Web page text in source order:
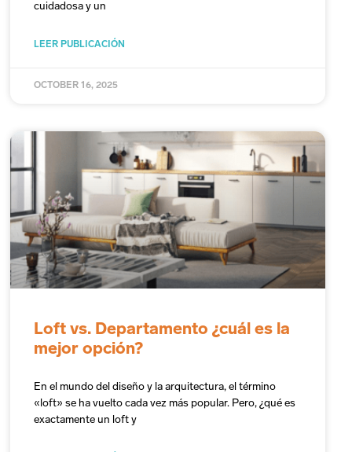
cuidadosa y un
LEER PUBLICACIÓN
OCTOBER 16, 2025
Loft vs. Departamento ¿cuál es la
mejor opción?
En el mundo del diseño y la arquitectura, el término
«loft» se ha vuelto cada vez más popular. Pero, ¿qué es
exactamente un loft y